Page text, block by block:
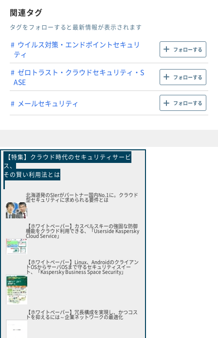
関連タグ
タグをフォローすると最新情報が表示されます
ウイルス対策・エンドポイントセキュリ
ティ
フォローする
ゼロトラスト・クラウドセキュリティ・S
ASE
フォローする
メールセキュリティ フォローする
【特集】クラウド時代のセキュリティサービ
ス、
その賢い利用法とは
北海道発のSIerがパートナー国内No.1に。クラウド
型セキュリティに求められる要件とは
【ホワイトペーパー】カスペルスキーの強固な防御
機能をクラウド利用できる、「Userside Kaspersky
Cloud Service」
【ホワイトペーパー】Linux、Androidのクライアン
トOSからサーバOSまで守るセキュリティスイー
ト、「Kaspersky Business Space Security」
【ホワイトペーパー】冗長構成を実現し、かつコス
トを抑えるには～企業ネットワークの最適化